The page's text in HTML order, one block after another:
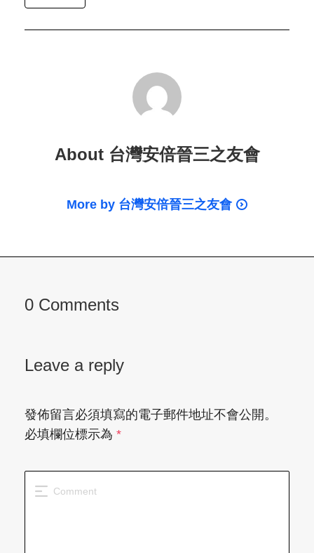
About 台灣安倍晉三之友會
More by 台灣安倍晉三之友會
0 Comments
Leave a reply
發佈留言必須填寫的電子郵件地址不會公開。
必填欄位標示為 *